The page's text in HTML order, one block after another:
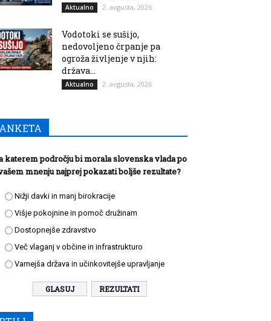
Aktualno 2. avgusta, 2026
Vodotoki se sušijo,
nedovoljeno črpanje pa
ogroža življenje v njih:
država...
Aktualno 2. avgusta, 2026
katerem področju bi morala slovenska vlada po
mnenju najprej pokazati boljše rezultate?
Nižji davki in manj birokracije
Višje pokojnine in pomoč družinam
Dostopnejše zdravstvo
Več vlaganj v občine in infrastrukturo
Varnejša država in učinkovitejše upravljanje
REZULTATI